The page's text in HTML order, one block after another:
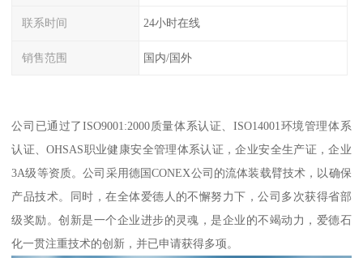
联系时间 24小时在线
销售范围 国内/国外
公司已通过了ISO9001:2000质量体系认证、ISO14001环境管理体系
认证、OHSAS职业健康安全管理体系认证，企业安全生产证，企业
3A级等资质。公司采用德国CONEX公司的流体装载臂技术，以确保
产品技术。同时，在全体爱德人的不懈努力下，公司多次获得省部
级奖励。创新是一个企业进步的灵魂，是企业的不竭动力，爱德石
化一贯注重技术的创新，并已申请获得多项。